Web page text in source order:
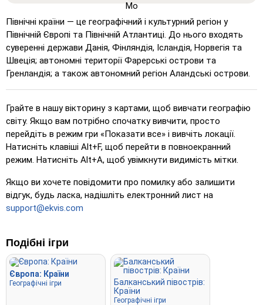
Натисніть на… (дуже легко): Працює як 'Натисніть
на…', але при наведенні курсору на місце
відображається його назва.
Натисніть на… (легко): Подібно до 'Натисніть на…',
але виділяються три можливі місця для полегшення
вибору.
Натисніть на…: Натисніть точно на вказане місце.
Натисніть на… (складно): Як 'Натисніть на…', але після
натискання місця повертаються до свого початкового
кольору.
Натисніть на… (без меж): Як 'Натисніть на…', але без
видимих меж, що ускладнює гру.
Натисніть на… (прапори)
Широкий вибір
чотирьох, натиснувши або використовуючи клавіші 1–4.
Тип випадковий
: Вводьте назви місць у будь-якому
порядку; вони будуть підсвічені на карті у міру
Північні країни — це географічний і культурний регіон у
Північній Європі та Північній Атлантиці. До нього входять
суверенні держави Данія, Фінляндія, Ісландія, Норвегія та
Швеція; автономні території Фарерські острови та
Гренландія; а також автономний регіон Аландські острови.
Грайте в нашу вікторину з картами, щоб вивчати географію
світу. Якщо вам потрібно спочатку вивчити, просто
перейдіть в режим гри «Показати все» і вивчіть локації.
Натисніть клавіші Alt+F, щоб перейти в повноекранний
режим. Натисніть Alt+A, щоб увімкнути видимість мітки.
Якщо ви хочете повідомити про помилку або залишити
відгук, будь ласка, надішліть електронний лист на
support@ekvis.com
Подібні ігри
Європа: Країни
Географічні ігри
Балканський півострів:
Країни
Географічні ігри